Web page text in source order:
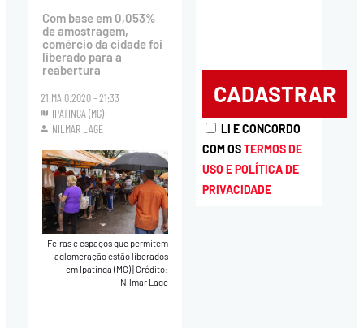
Com base em 0,053%
de amostragem,
comércio da cidade foi
liberado para a
reabertura
21.MAIO.2020 - 21:33
IPATINGA (MG)
NILMAR LAGE
Feiras e espaços que permitem
aglomeração estão liberados
em Ipatinga (MG)|Crédito:
Nilmar Lage
LI E CONCORDO
COM OSTERMOS DE
USO E POLÍTICA DE
PRIVACIDADE